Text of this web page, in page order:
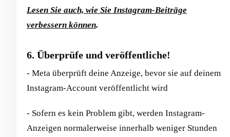
Lesen Sie auch, wie Sie Instagram-Beiträge
verbessern können.
6. Überprüfe und veröffentliche!
- Meta überprüft deine Anzeige, bevor sie auf deinem
Instagram-Account veröffentlicht wird
- Sofern es kein Problem gibt, werden Instagram-
Anzeigen normalerweise innerhalb weniger Stunden